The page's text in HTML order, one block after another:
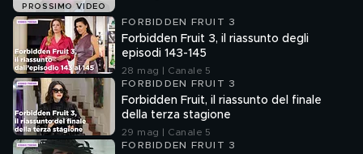
PROSSIMO VIDEO
FORBIDDEN FRUIT 3
Forbidden Fruit 3, il riassunto degli
episodi 143-145
28 mag | Canale 5
FORBIDDEN FRUIT 3
Forbidden Fruit, il riassunto del finale
della terza stagione
29 mag | Canale 5
FORBIDDEN FRUIT 3